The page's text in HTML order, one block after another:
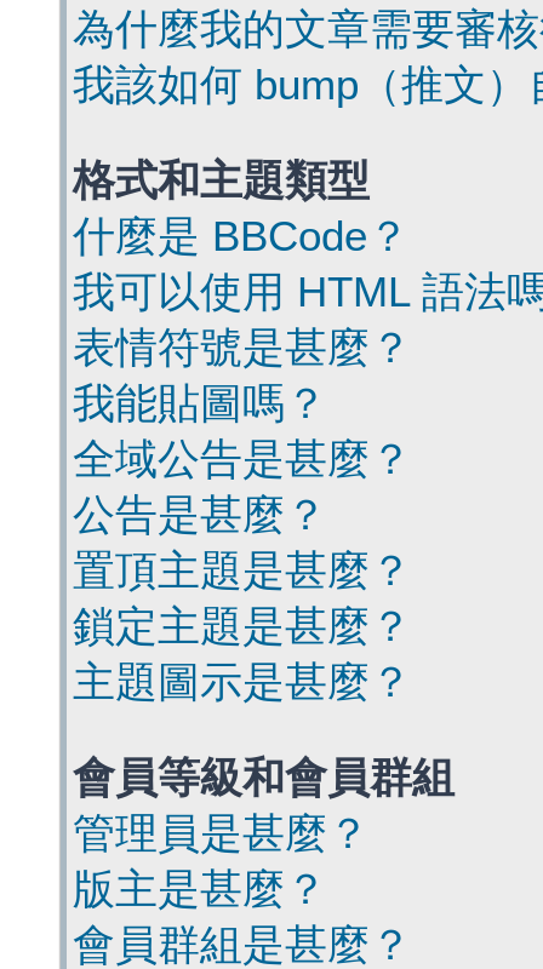
為什麼我的文章需要審
我該如何 bump（推文
格式和主題類型
什麼是 BBCode？
我可以使用 HTML 語法
表情符號是甚麼？
我能貼圖嗎？
全域公告是甚麼？
公告是甚麼？
置頂主題是甚麼？
鎖定主題是甚麼？
主題圖示是甚麼？
會員等級和會員群組
管理員是甚麼？
版主是甚麼？
會員群組是甚麼？